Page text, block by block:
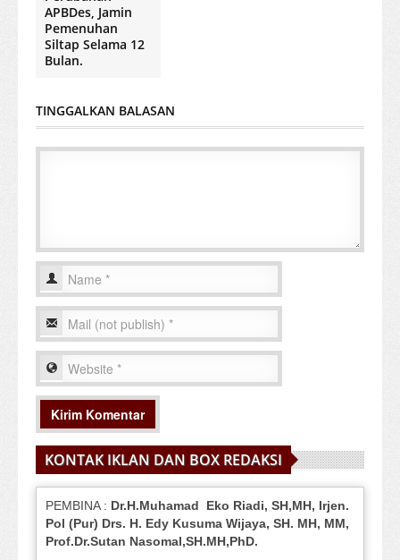
APBDes, Jamin
Pemenuhan
Siltap Selama 12
Bulan.
TINGGALKAN BALASAN
KONTAK IKLAN DAN BOX REDAKSI
PEMBINA : Dr.H.Muhamad Eko Riadi, SH,MH, Irjen.
Pol (Pur) Drs. H. Edy Kusuma Wijaya, SH. MH, MM,
Prof.Dr.Sutan Nasomal,SH.MH,PhD.